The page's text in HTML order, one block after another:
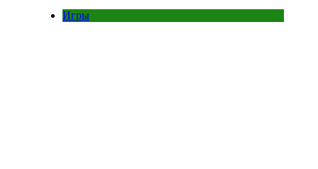
Игры